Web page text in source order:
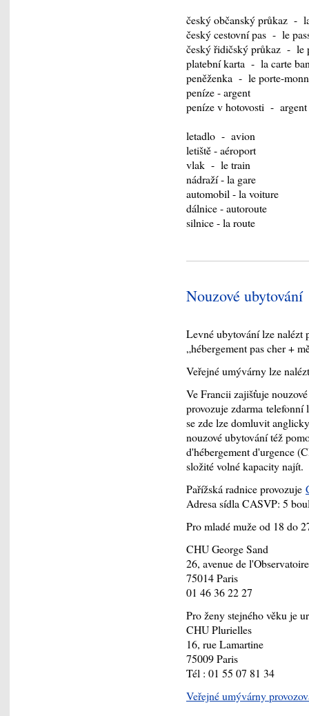
český občanský průkaz -
český cestovní pas - le
český řidičský průkaz - le
platební karta - la carte
peněženka - le porte-
peníze - argent
peníze v hotovosti -
letadlo - avion
letiště - aéroport
vlak - le train
nádraží - la gare
automobil - la voiture
dálnice - autoroute
silnice - la route
Nouzové ubytování
Levné ubytování lze nalézt
„hébergement pas cher +
Veřejné umývárny lze
Ve Francii zajišťuje
provozuje zdarma
se zde lze domluvit
nouzové ubytování též
d'hébergement d'urgence
složité volné kapacity najít.
Pařížská radnice provozuje
Adresa sídla CASVP: 5
Pro mladé muže od 18 do
CHU George Sand
26, avenue de l'Observatoire
75014 Paris
01 46 36 22 27
Pro ženy stejného věku je
CHU Plurielles
16, rue Lamartine
75009 Paris
Tél : 01 55 07 81 34
Veřejné umývárny